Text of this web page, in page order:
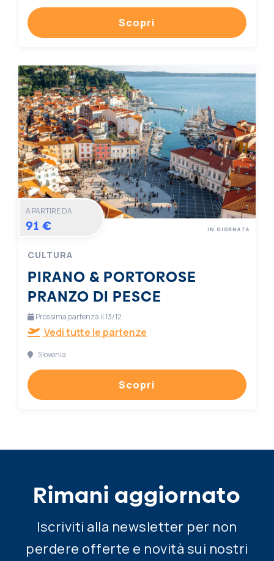
Scopri
A PARTIRE DA
91 €
CULTURA
PIRANO & PORTOROSE
PRANZO DI PESCE
IN GIORNATA
Prossima partenza il 13/12
Vedi tutte le partenze
Slovenia
Scopri
Rimani aggiornato
Iscriviti alla newsletter per non
perdere offerte e novità sui nostri